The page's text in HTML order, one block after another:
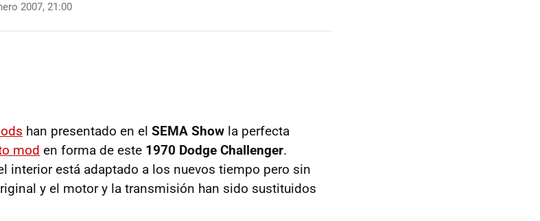
2007, 21:00
han presentado en el SEMA Show la perfecta
mod en forma de este 1970 Dodge Challenger.
interior está adaptado a los nuevos tiempo pero sin
y el motor y la transmisión han sido sustituidos